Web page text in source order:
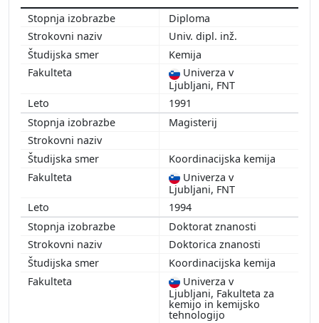
1998
2000
2001
2003
2004
Diploma
Univ. dipl. inž.
Kemija
Univerza v
Ljubljani, FNT
1991
Magisterij
Koordinacijska kemija
Univerza v
Ljubljani, FNT
1994
Doktorat znanosti
Doktorica znanosti
Koordinacijska kemija
Univerza v
Ljubljani, Fakulteta za
kemijo in kemijsko
tehnologijo